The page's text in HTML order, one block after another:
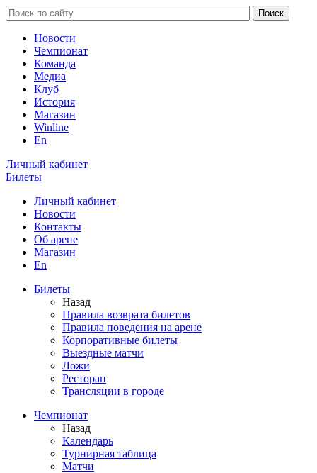
Новости
Чемпионат
Команда
Медиа
Клуб
История
Магазин
Winline
En
Личный кабинет
Билеты
Личный кабинет
Новости
Контакты
Об арене
Магазин
En
Билеты
Назад
Правила возврата билетов
Правила поведения на арене
Корпоративные билеты
Выездные матчи
Ложи
Ресторан
Трансляции в городе
Чемпионат
Назад
Календарь
Турнирная таблица
Матчи